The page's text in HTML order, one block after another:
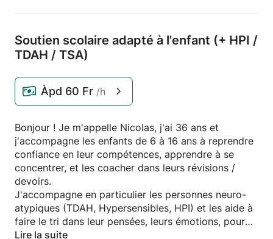
Soutien scolaire adapté à l'enfant (+ HPI /
TDAH / TSA)
Àpd 60 Fr /h
Bonjour ! Je m'appelle Nicolas, j'ai 36 ans et
j'accompagne les enfants de 6 à 16 ans à reprendre
confiance en leur compétences, apprendre à se
concentrer, et les coacher dans leurs révisions /
devoirs.
J'accompagne en particulier les personnes neuro-
atypiques (TDAH, Hypersensibles, HPI) et les aide à
faire le tri dans leur pensées, leurs émotions, pour
être mieux à l'école et à la maison.
Lire la suite